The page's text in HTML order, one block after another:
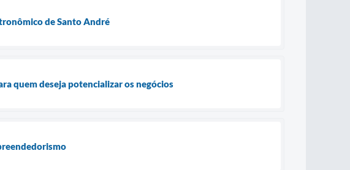
de Santo André
quem deseja potencializar os negócios